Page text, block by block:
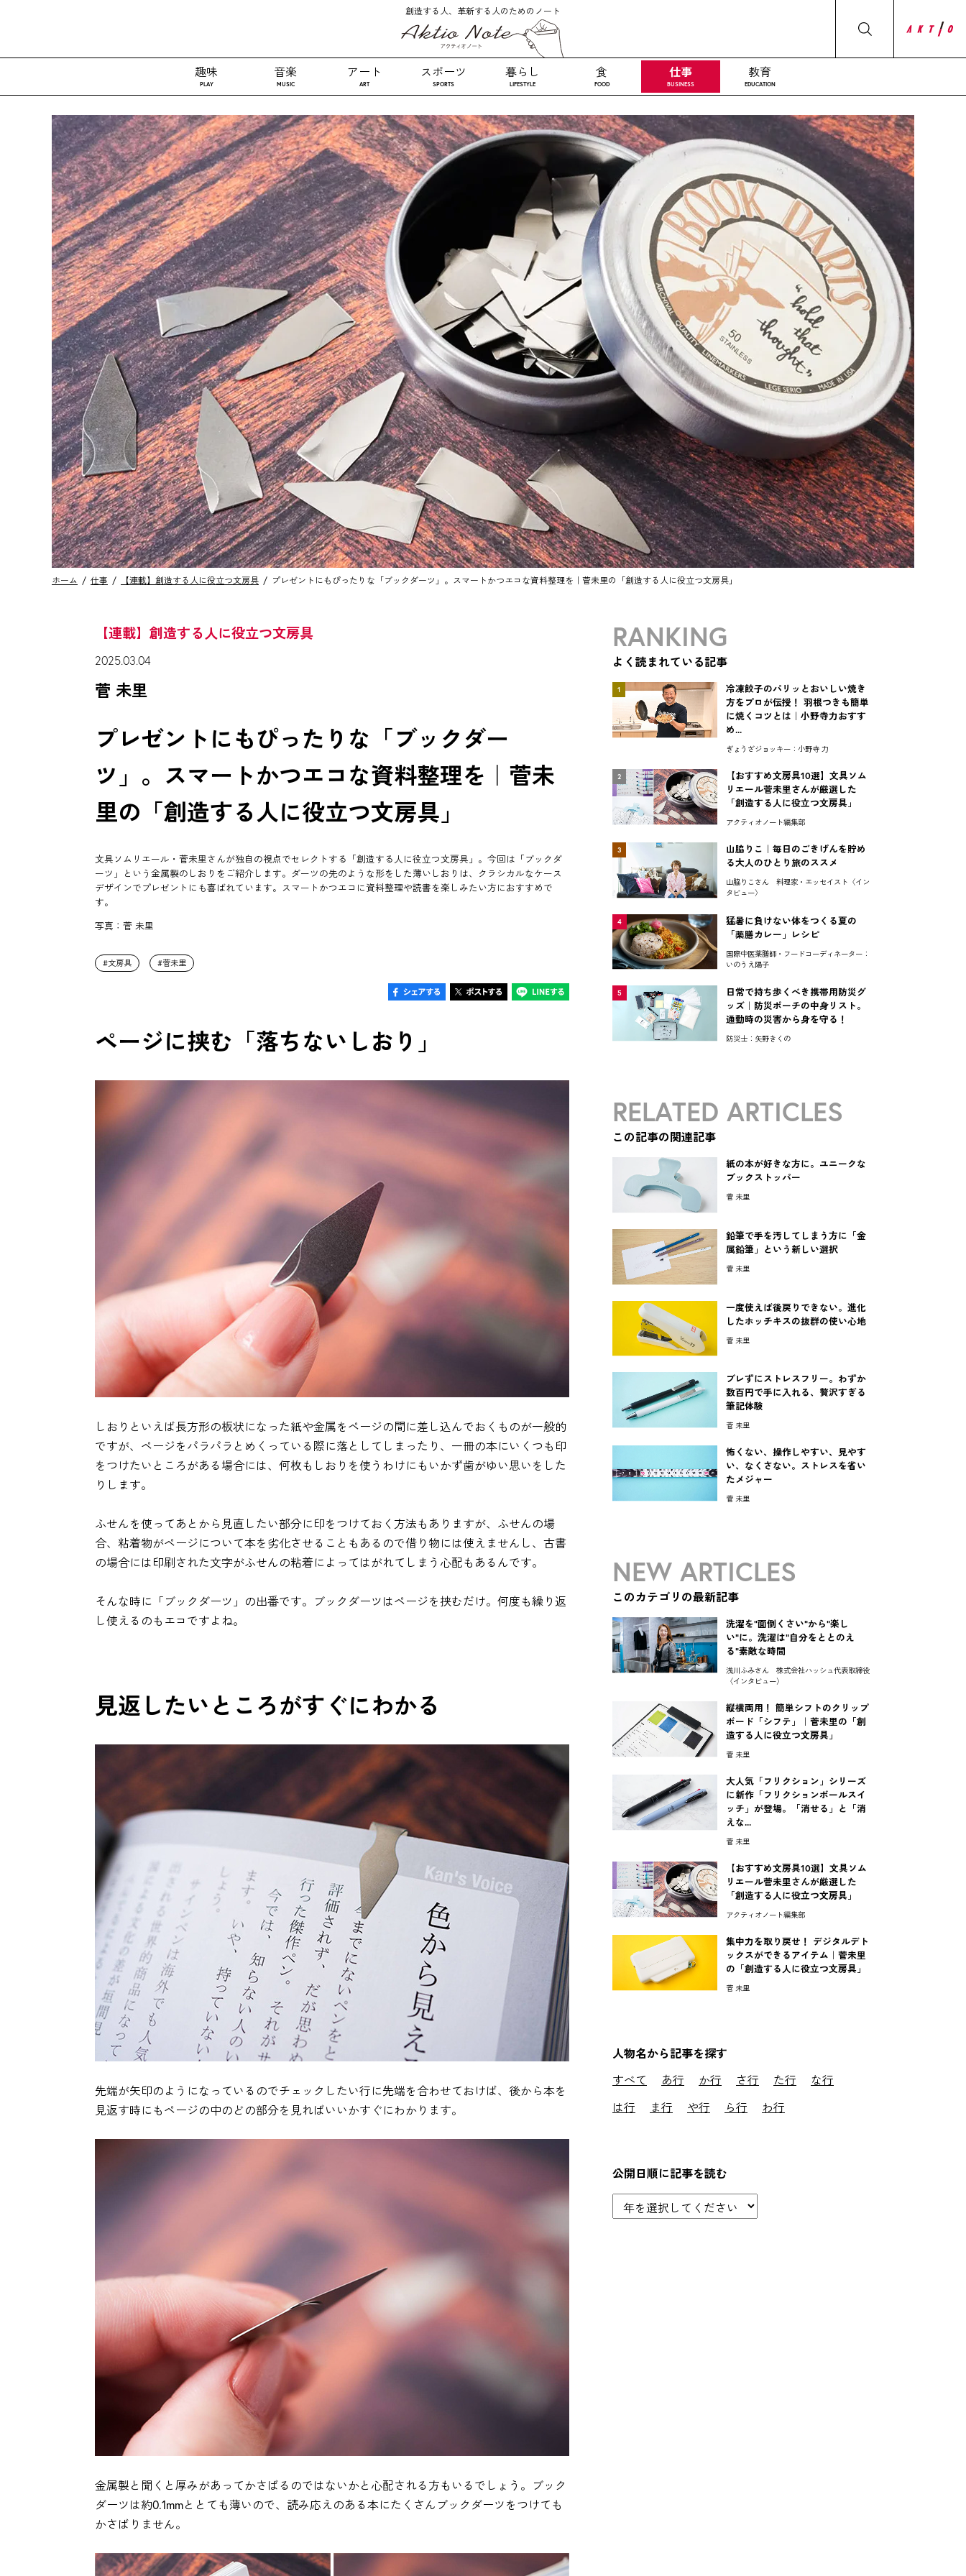
創造する人、革新する人のためのノート
趣味
PLAY
音楽
MUSIC
アート
ART
スポーツ
SPORTS
暮らし
LIFESTYLE
食
FOOD
仕事
BUSINESS
教育
EDUCATION
ホーム 仕事 【連載】創造する人に役立つ文房具 プレゼントにもぴったりな「ブックダーツ」。スマートかつエコな資料整理を｜菅未里の「創造する人に役立つ文房具」
【連載】創造する人に役立つ文房具
2025.03.04
菅 未里
プレゼントにもぴったりな「ブックダー
ツ」。スマートかつエコな資料整理を｜菅未
里の「創造する人に役立つ文房具」
文具ソムリエール・菅未里さんが独自の視点でセレクトする「創造する人に役立つ文房具」。今回は「ブックダ
ーツ」という金属製のしおりをご紹介します。ダーツの先のような形をした薄いしおりは、クラシカルなケース
デザインでプレゼントにも喜ばれています。スマートかつエコに資料整理や読書を楽しみたい方におすすめで
す。
写真：菅 未里
文房具 菅未里
ページに挟む「落ちないしおり」
しおりといえば長方形の板状になった紙や金属をページの間に差し込んでおくものが一般的
ですが、ページをパラパラとめくっている際に落としてしまったり、一冊の本にいくつも印
をつけたいところがある場合には、何枚もしおりを使うわけにもいかず歯がゆい思いをした
りします。
ふせんを使ってあとから見直したい部分に印をつけておく方法もありますが、ふせんの場
合、粘着物がページについて本を劣化させることもあるので借り物には使えませんし、古書
の場合には印刷された文字がふせんの粘着によってはがれてしまう心配もあるんです。
そんな時に「ブックダーツ」の出番です。ブックダーツはページを挟むだけ。何度も繰り返
し使えるのもエコですよね。
見返したいところがすぐにわかる
先端が矢印のようになっているのでチェックしたい行に先端を合わせておけば、後から本を
見返す時にもページの中のどの部分を見ればいいかすぐにわかります。
金属製と聞くと厚みがあってかさばるのではないかと心配される方もいるでしょう。ブック
ダーツは約0.1mmととても薄いので、読み応えのある本にたくさんブックダーツをつけても
かさばりません。
RANKING
よく読まれている記事
1
冷凍餃子のパリッとおいしい焼き
方をプロが伝授！ 羽根つきも簡単
に焼くコツとは｜小野寺力おすす
め...
ぎょうざジョッキー：小野寺 力
2
【おすすめ文房具10選】文具ソム
リエール菅未里さんが厳選した
「創造する人に役立つ文房具」
アクティオノート編集部
3
山脇りこ｜毎日のごきげんを貯め
る大人のひとり旅のススメ
山脇りこさん 料理家・エッセイスト〈イン
タビュー〉
4
猛暑に負けない体をつくる夏の
「薬膳カレー」レシピ
国際中医薬膳師・フードコーディネーター：
いのうえ陽子
5
日常で持ち歩くべき携帯用防災グ
ッズ｜防災ポーチの中身リスト。
通勤時の災害から身を守る！
防災士：矢野きくの
RELATED ARTICLES
この記事の関連記事
紙の本が好きな方に。ユニークな
ブックストッパー
菅 未里
鉛筆で手を汚してしまう方に「金
属鉛筆」という新しい選択
菅 未里
一度使えば後戻りできない。進化
したホッチキスの抜群の使い心地
菅 未里
ブレずにストレスフリー。わずか
数百円で手に入れる、贅沢すぎる
筆記体験
菅 未里
怖くない、操作しやすい、見やす
い、なくさない。ストレスを省い
たメジャー
菅 未里
NEW ARTICLES
このカテゴリの最新記事
洗濯を"面倒くさい"から"楽し
い"に。洗濯は"自分をととのえ
る"素敵な時間
浅川ふみさん 株式会社ハッシュ代表取締役
〈インタビュー〉
縦横両用！ 簡単シフトのクリップ
ボード「シフテ」｜菅未里の「創
造する人に役立つ文房具」
菅 未里
大人気「フリクション」シリーズ
に新作「フリクションボールスイ
ッチ」が登場。「消せる」と「消
えな...
菅 未里
【おすすめ文房具10選】文具ソム
リエール菅未里さんが厳選した
「創造する人に役立つ文房具」
アクティオノート編集部
集中力を取り戻せ！ デジタルデト
ックスができるアイテム｜菅未里
の「創造する人に役立つ文房具」
菅 未里
人物名から記事を探す
すべて
あ行 か行 さ行 た行
な行
は行
ま行 や行 ら行 わ行
公開日順に記事を読む